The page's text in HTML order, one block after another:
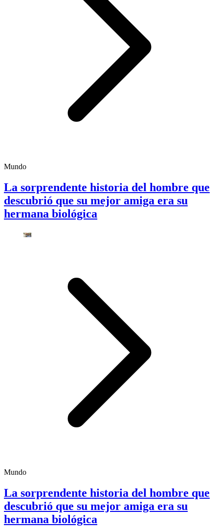
Mundo
La sorprendente historia del hombre que
descubrió que su mejor amiga era su
hermana biológica
Mundo
La sorprendente historia del hombre que
descubrió que su mejor amiga era su
hermana biológica